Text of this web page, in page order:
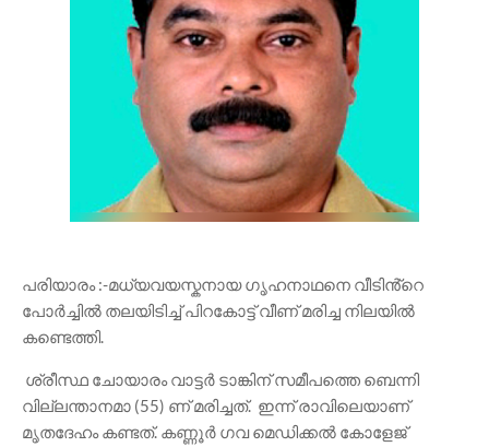
പരിയാരം :-മധ്യവയസ്കനായ ഗൃഹനാഥനെ വീടിൻ്റെ
പോർച്ചിൽ തലയിടിച്ച് പിറകോട്ട് വീണ് മരിച്ച നിലയിൽ
കണ്ടെത്തി.
ശ്രീസ്ഥ ചോയാരം വാട്ടർ ടാങ്കിന് സമീപത്തെ ബെന്നി
വില്ലന്താനമാ (55) ണ് മരിച്ചത്. ഇന്ന് രാവിലെയാണ്
മൃതദേഹം കണ്ടത്. കണ്ണൂർ ഗവ മെഡിക്കൽ കോളേജ്